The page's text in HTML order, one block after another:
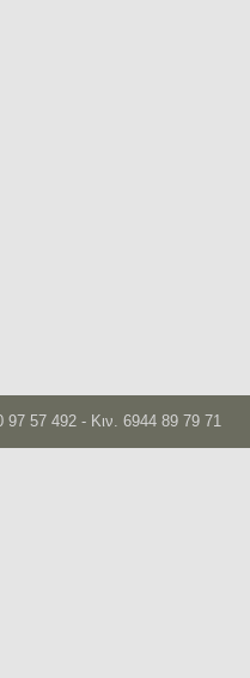
57 492 - Κιν. 6944 89 79 71